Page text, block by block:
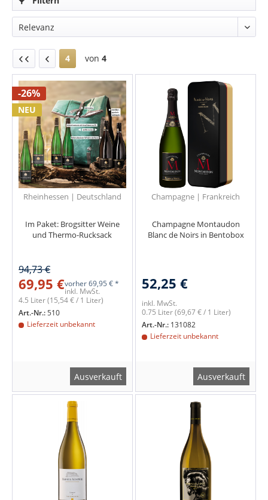
4 von 4
-26%
NEU
Rheinhessen | Deutschland
Im Paket: Brogsitter Weine
und Thermo-Rucksack
94,73 €
69,95 €vorher69,95 € *
inkl. MwSt.
4.5 Liter(15,54 € / 1 Liter)
Art.-Nr.:510
Lieferzeit unbekannt
Ausverkauft
Champagne | Frankreich
Champagne Montaudon
Blanc de Noirs in Bentobox
52,25 €
inkl. MwSt.
0.75 Liter(69,67 € / 1 Liter)
Art.-Nr.: 131082
Lieferzeit unbekannt
Ausverkauft